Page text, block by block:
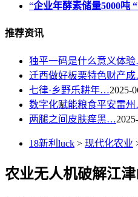
“企业年酵素储量5000吨
推荐资讯
独平一码是什么意义体
迁西做好板栗特色财产
七律·乡野乐耕年…2025-
数字化赋能粮食平安雷
两腿之间皮肤痒黑…
18新利luck > 现代化农业
农业无人机破解江